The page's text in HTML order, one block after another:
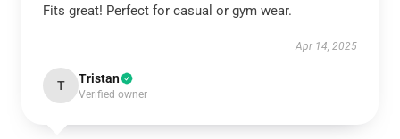
Fits great! Perfect for casual or gym wear.
Apr 14, 2025
T Tristan
Verified owner